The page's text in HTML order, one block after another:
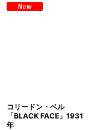
コリードン・ベル
「BLACK FACE」1931
年